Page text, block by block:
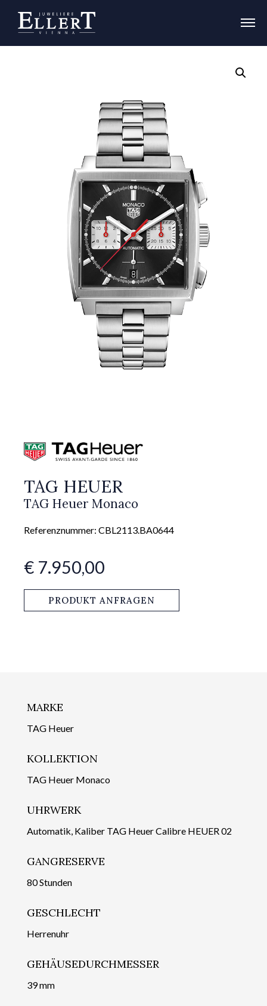
TAG HEUER
TAG Heuer Monaco
Referenznummer: CBL2113.BA0644
€ 7.950,00
PRODUKT ANFRAGEN
MARKE
TAG Heuer
KOLLEKTION
TAG Heuer Monaco
UHRWERK
Automatik, Kaliber TAG Heuer Calibre HEUER 02
GANGRESERVE
80 Stunden
GESCHLECHT
Herrenuhr
GEHÄUSEDURCHMESSER
39 mm